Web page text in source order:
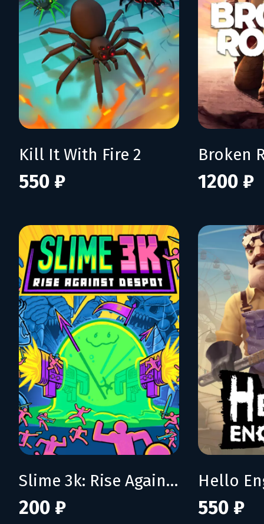
Kill It With Fire 2
550 ₽
Broken
1200 ₽
Slime 3k: Rise Against Despot
200 ₽ 550 ₽